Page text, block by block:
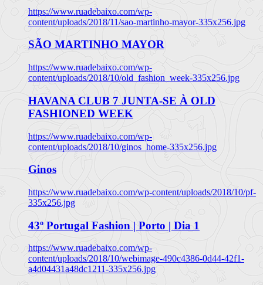
https://www.ruadebaixo.com/wp-
content/uploads/2018/11/sao-martinho-mayor-335x256.jpg
SÃO MARTINHO MAYOR
https://www.ruadebaixo.com/wp-
content/uploads/2018/10/old_fashion_week-335x256.jpg
HAVANA CLUB 7 JUNTA-SE À OLD
FASHIONED WEEK
https://www.ruadebaixo.com/wp-
content/uploads/2018/10/ginos_home-335x256.jpg
Ginos
https://www.ruadebaixo.com/wp-content/uploads/2018/10/pf-
335x256.jpg
43º Portugal Fashion | Porto | Dia 1
https://www.ruadebaixo.com/wp-
content/uploads/2018/10/webimage-490c4386-0d44-42f1-
a4d04431a48dc1211-335x256.jpg